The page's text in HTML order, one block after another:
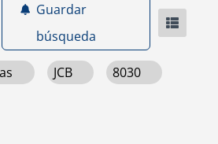
Guardar
búsqueda
JCB 8030